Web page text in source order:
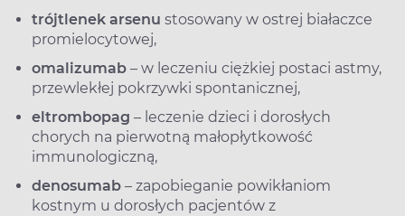
trójtlenek arsenu stosowany w ostrej białaczce
promielocytowej,
omalizumab – w leczeniu ciężkiej postaci astmy,
przewlekłej pokrzywki spontanicznej,
eltrombopag – leczenie dzieci i dorosłych
chorych na pierwotną małopłytkowość
immunologiczną,
denosumab – zapobieganie powikłaniom
kostnym u dorosłych pacjentów z